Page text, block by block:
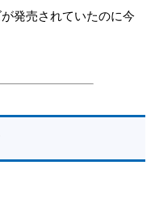
発売されていたのに今